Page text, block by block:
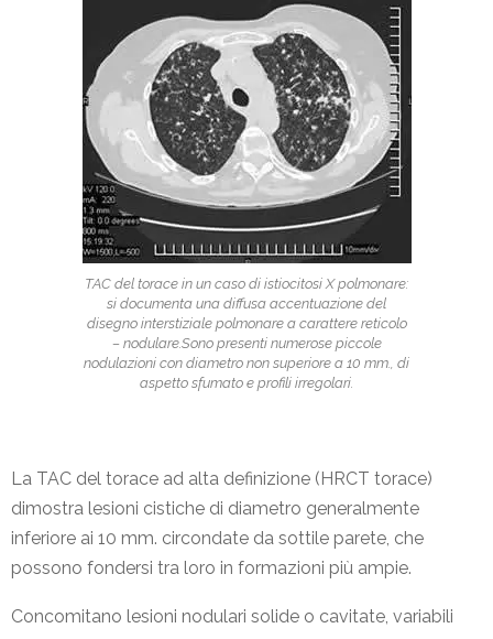
TAC del torace in un caso di istiocitosi X polmonare:
si documenta una diffusa accentuazione del
disegno interstiziale polmonare a carattere reticolo
– nodulare.Sono presenti numerose piccole
nodulazioni con diametro non superiore a 10 mm., di
aspetto sfumato e profili irregolari.
La TAC del torace ad alta definizione (HRCT torace)
dimostra lesioni cistiche di diametro generalmente
inferiore ai 10 mm. circondate da sottile parete, che
possono fondersi tra loro in formazioni più ampie.
Concomitano lesioni nodulari solide o cavitate, variabili